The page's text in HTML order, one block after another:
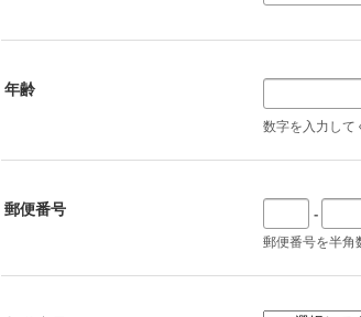
年齢
数字を入力して
郵便番号 -
郵便番号を半角